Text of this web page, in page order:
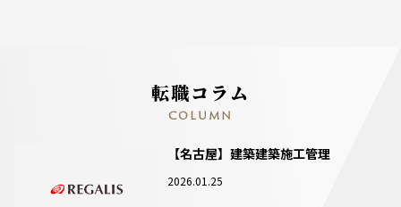
転職コラム
COLUMN
【名古屋】建築建築施工管理
2026.01.25